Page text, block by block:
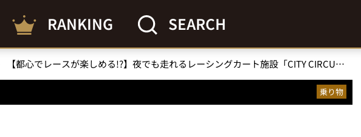
RANKING SEARCH
【都心でレースが楽しめる!?】夜でも走れるレーシングカート施設「CITY CIRCUIT TOKYO BAY」が最高に刺激的だった！
乗り物